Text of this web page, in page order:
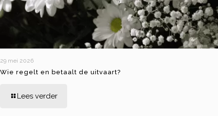
29 mei 2026
Wie regelt en betaalt de uitvaart?
Lees verder